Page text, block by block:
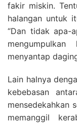
fakir miskin.
halangan untuk
“Dan tidak apa-
menyantap
Lain halnya
kebebasan
mensedekahkan
memanggil